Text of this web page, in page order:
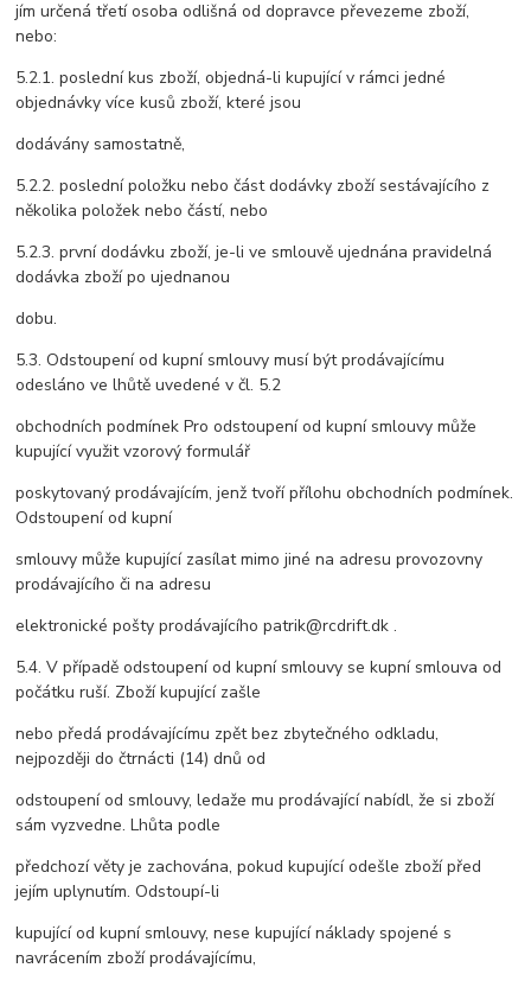
jím určená třetí osoba odlišná od dopravce převezeme zboží,
nebo:
5.2.1. poslední kus zboží, objedná-li kupující v rámci jedné
objednávky více kusů zboží, které jsou
dodávány samostatně,
5.2.2. poslední položku nebo část dodávky zboží sestávajícího z
několika položek nebo částí, nebo
5.2.3. první dodávku zboží, je-li ve smlouvě ujednána pravidelná
dodávka zboží po ujednanou
dobu.
5.3. Odstoupení od kupní smlouvy musí být prodávajícímu
odesláno ve lhůtě uvedené v čl. 5.2
obchodních podmínek Pro odstoupení od kupní smlouvy může
kupující využit vzorový formulář
poskytovaný prodávajícím, jenž tvoří přílohu obchodních podmínek.
Odstoupení od kupní
smlouvy může kupující zasílat mimo jiné na adresu provozovny
prodávajícího či na adresu
elektronické pošty prodávajícího patrik@rcdrift.dk .
5.4. V případě odstoupení od kupní smlouvy se kupní smlouva od
počátku ruší. Zboží kupující zašle
nebo předá prodávajícímu zpět bez zbytečného odkladu,
nejpozději do čtrnácti (14) dnů od
odstoupení od smlouvy, ledaže mu prodávající nabídl, že si zboží
sám vyzvedne. Lhůta podle
předchozí věty je zachována, pokud kupující odešle zboží před
jejím uplynutím. Odstoupí-li
kupující od kupní smlouvy, nese kupující náklady spojené s
navrácením zboží prodávajícímu,